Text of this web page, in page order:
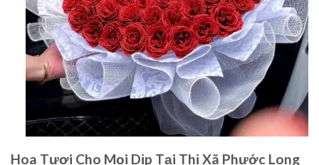
Hoa Tươi Cho Mọi Dịp Tại Thị Xã Phước Long